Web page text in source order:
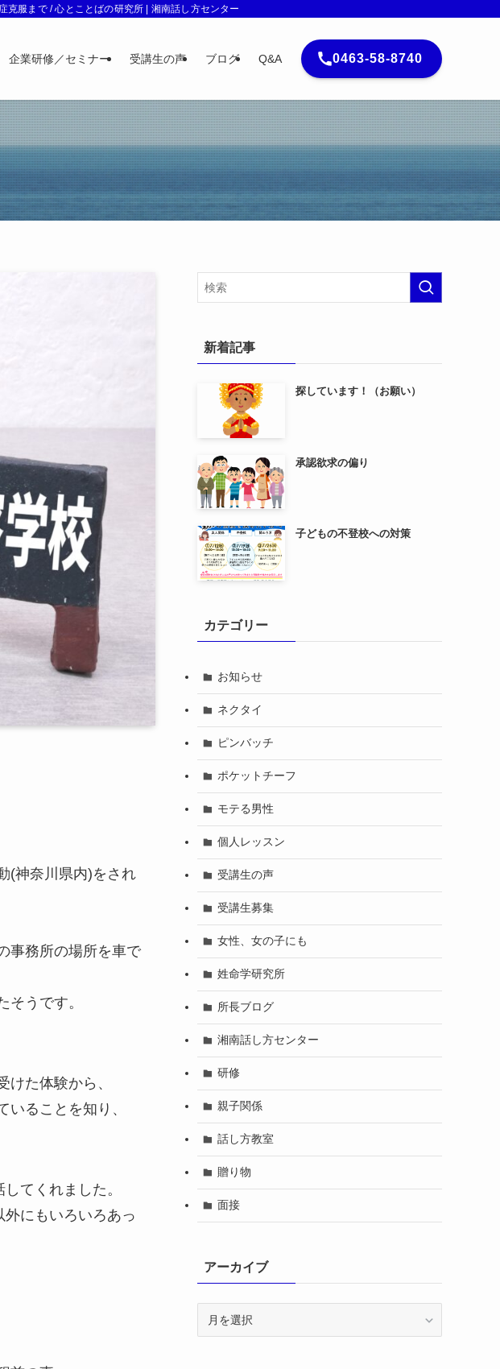
服まで / 心とことばの研究所 | 湘南話し方センター
企業研修／セミナー 受講生の声 ブログ Q&A 0463-58-8740
(神奈川県内)をされ
事務所の場所を車で
うです。
た体験から、
いることを知り、
てくれました。
にもいろいろあっ
新着記事
探しています！（お願い）
承認欲求の偏り
子どもの不登校への対策
カテゴリー
お知らせ
ネクタイ
ピンバッチ
ポケットチーフ
モテる男性
個人レッスン
受講生の声
受講生募集
女性、女の子にも
姓命学研究所
所長ブログ
湘南話し方センター
研修
親子関係
話し方教室
贈り物
面接
アーカイブ